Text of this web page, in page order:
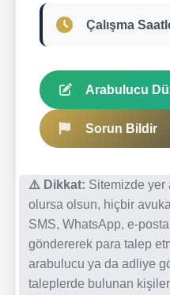
Çalışma
Arabulucu
Sorun Bildir
⚠️ Dikkat: Sitemizde yer
olursa olsun, hiçbir
SMS, WhatsApp, e-
göndererek para talep
arabulucu ya da adliye
taleplerde bulunan